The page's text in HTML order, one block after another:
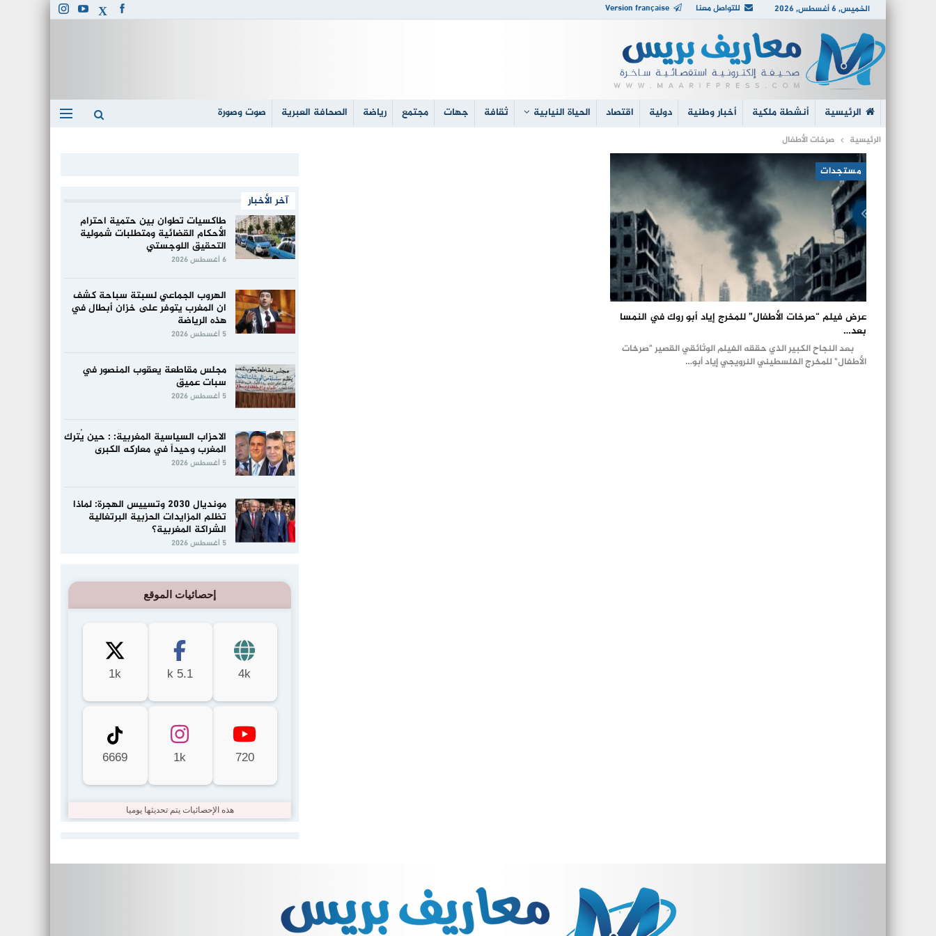
الخميس, 6 أغسطس, 2026 للتواصل معنا Version française
الرئيسية أنشطة ملكية أخبار وطنية دولية اقتصاد الحياة النيابية ثقافة جهات مجتمع رياضة الصحافة العبرية صوت وصورة
الرئيسية صرخات الأطفال
مستجدات
عرض فيلم “صرخات الأطفال” للمخرج إياد أبو روك في النمسا
بعد…
بعد النجاح الكبير الذي حققه الفيلم الوثائقي القصير "صرخات
الأطفال" للمخرج الفلسطيني النرويجي إياد أبو…
آخر الأخبار
طاكسيات تطوان بين حتمية احترام
الأحكام القضائية ومتطلبات شمولية
التحقيق اللوجستي
6 أغسطس 2026
الهروب الجماعي لسبتة سباحة كشف
ان المغرب يتوفر على خزان أبطال في
هذه الرياضة
5 أغسطس 2026
مجلس مقاطعة يعقوب المنصور في
سبات عميق
5 أغسطس 2026
الاحزاب السياسية المغربية: : حين يُترك
المغرب وحيداً في معاركه الكبرى
5 أغسطس 2026
مونديال 2030 وتسييس الهجرة: لماذا
تظلم المزايدات الحزبية البرتغالية
الشراكة المغربية؟
5 أغسطس 2026
إحصائيات الموقع
4k
5.1 k
1k
720
1k
6669
هذه الإحصائيات يتم تحديثها يوميا